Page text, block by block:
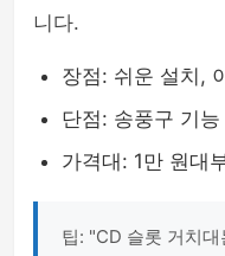
니다.
장점: 쉬운 설치,
단점: 송풍구 기
가격대: 1만 원대
팁: "CD 슬롯 거치